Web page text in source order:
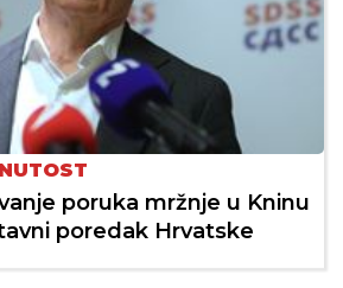
poruka mržnje u Kninu
poredak Hrvatske